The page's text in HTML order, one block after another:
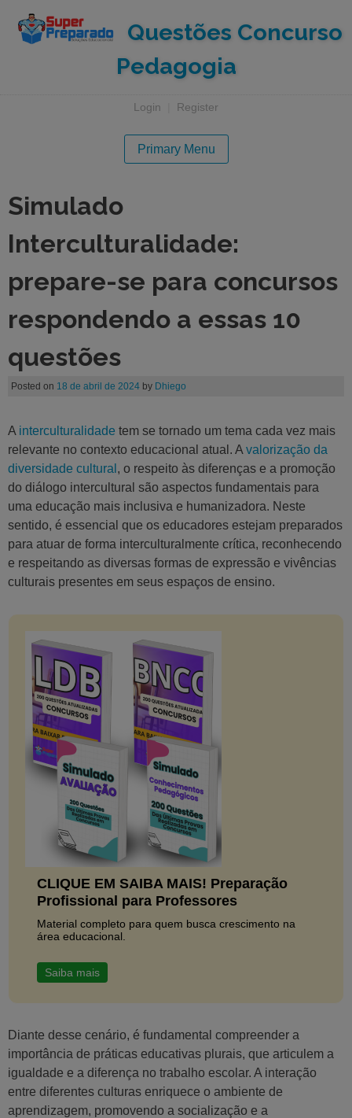
Questões Concurso
Pedagogia
Login Register
Primary Menu
Simulado
Interculturalidade:
prepare-se para concursos
respondendo a essas 10
questões
Posted on 18 de abril de 2024by Dhiego
A interculturalidade tem se tornado um tema cada vez mais
relevante no contexto educacional atual. A valorização da
diversidade cultural , o respeito às diferenças e a promoção
do diálogo intercultural são aspectos fundamentais para
uma educação mais inclusiva e humanizadora. Neste
sentido, é essencial que os educadores estejam preparados
para atuar de forma interculturalmente crítica, reconhecendo
e respeitando as diversas formas de expressão e vivências
culturais presentes em seus espaços de ensino.
CLIQUE EM SAIBA MAIS! Preparação
Profissional para Professores
Material completo para quem busca crescimento na
área educacional.
Saiba mais
Diante desse cenário, é fundamental compreender a
importância de práticas educativas plurais, que articulem a
igualdade e a diferença no trabalho escolar. A interação
entre diferentes culturas enriquece o ambiente de
aprendizagem, promovendo a socialização e a